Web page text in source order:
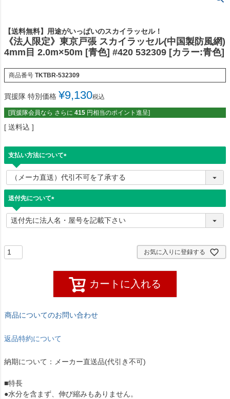
【送料無料】用途がいっぱいのスカイラッセル！
《法人限定》東京戸張 スカイラッセル(中国製防風網)
4mm目 2.0m×50m [青色] #420 532309 [カラー:青色]
商品番号 TKTBR-532309
買援隊 特別価格 ¥9,130税込
[買援隊会員なら さらに 415 円相当のポイント進呈]
送料込
支払い方法について
必
須
送付先について
必
須
お気に入りに登録する
カートに入れる
商品についてのお問い合わせ
返品特約について
納期について：メーカー直送品(代引き不可)
■特長
●水分を含まず、伸び縮みもありません。